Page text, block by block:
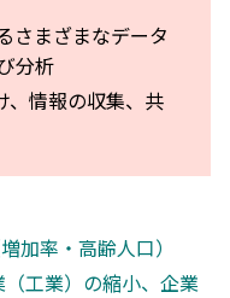
さまざまなデータ
分析
、情報の収集、共
加率・高齢人口）
工業）の縮小、企業